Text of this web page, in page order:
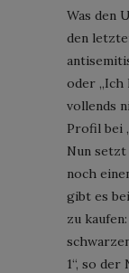
Was den
den
oder „Ich
vollends
Profil bei
Nun setzt
noch
gibt es
zu
1“, so